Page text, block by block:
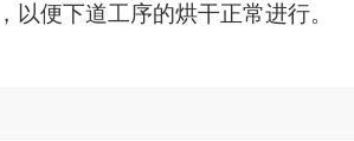
便下道工序的烘干正常进行。